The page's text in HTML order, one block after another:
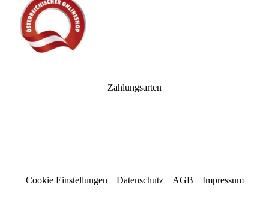
Zahlungsarten
Cookie Einstellungen Datenschutz AGB Impressum